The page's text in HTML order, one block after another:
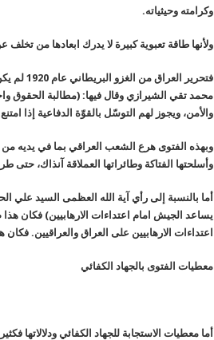
وكرامته وحيثياته.
ولأنها طاقة تعبوية كبيرة لا يدرك ابعادها من
فتحرير
محمد تقي الشيرازي وقال فيها: (مطالبة الحقوق
والأمن، ويجوز لهم التوسّل بالقوّة الدفاعية إذا
وبهذه الفتوى هرع الشعب العراقي بما في يديه
وأسلحتها الفتاكة وطائراتها العملاقة آنذاك، حتى
أما بالنسبة إلى رأي آية الله العظمى السيد
يساعد الجيش امام اعتداءات الارهابيين) فكان
اعتداءات الارهابيين على العراق والعراقيين.
معطيات الفتوى بالجهاد الكفائي
أما معطيات الاستجابة للجهاد الكفائي ودلالاتها